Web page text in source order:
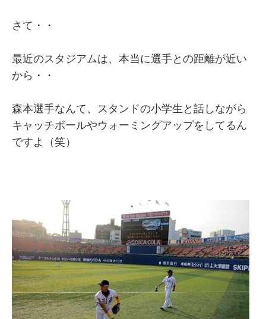
さて・・
最近のスタジアムは、本当に選手との距離が近い
から・・
森本選手なんて、スタンドの小学生と話しながら
キャッチボールやウォーミングアップをしてるん
ですよ（笑）